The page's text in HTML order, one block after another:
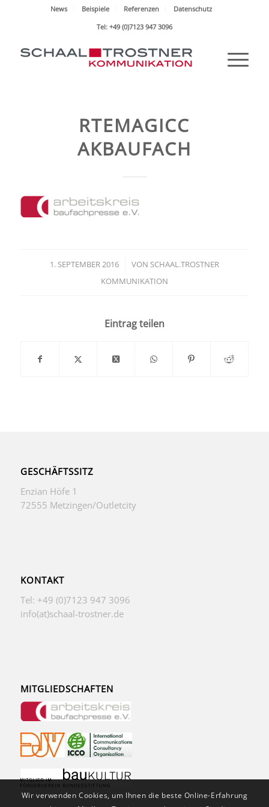
News Beispiele Referenzen
Datenschutz
Tel: +49 (0)7123 947 3096
RTEMAGICC
AKBAUFACH
1. SEPTEMBER 2016
/ VON SCHAAL.TROSTNER
KOMMUNIKATION
Eintrag teilen
GESCHÄFTSSITZ
Enzian Höfe 1
72555 Metzingen/Outletcity
KONTAKT
Tel: +49 (0)7123 947 3096
info(at)schaal-trostner.de
MITGLIEDSCHAFTEN
Wir verwenden Cookies, um Ihnen die beste Online-Erfahrung